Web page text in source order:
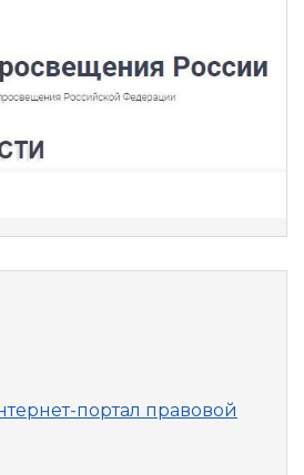
портал правовой